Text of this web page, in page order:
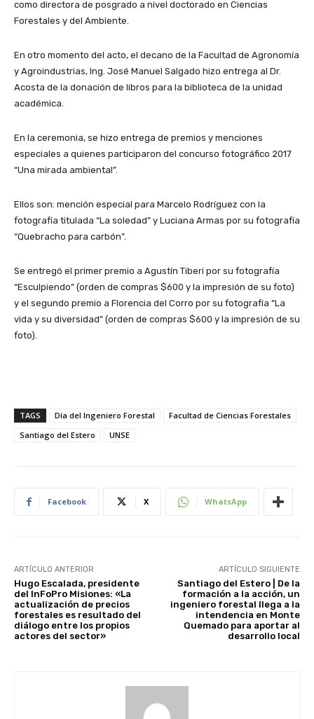
como directora de posgrado a nivel doctorado en Ciencias
Forestales y del Ambiente.
En otro momento del acto, el decano de la Facultad de Agronomía
y Agroindustrias, Ing. José Manuel Salgado hizo entrega al Dr.
Acosta de la donación de libros para la biblioteca de la unidad
académica.
En la ceremonia, se hizo entrega de premios y menciones
especiales a quienes participaron del concurso fotográfico 2017
“Una mirada ambiental”.
Ellos son: mención especial para Marcelo Rodríguez con la
fotografía titulada “La soledad” y Luciana Armas por su fotografía
“Quebracho para carbón”.
Se entregó el primer premio a Agustín Tiberi por su fotografía
“Esculpiendo” (orden de compras $600 y la impresión de su foto)
y el segundo premio a Florencia del Corro por su fotografía “La
vida y su diversidad” (orden de compras $600 y la impresión de su
foto).
TAGS Día del Ingeniero Forestal
Facultad de Ciencias Forestales
Santiago del Estero
UNSE
Facebook X WhatsApp
ARTÍCULO ANTERIOR
Hugo Escalada, presidente
del InFoPro Misiones: «La
actualización de precios
forestales es resultado del
diálogo entre los propios
actores del sector»
ARTÍCULO SIGUIENTE
Santiago del Estero | De la
formación a la acción, un
ingeniero forestal llega a la
intendencia en Monte
Quemado para aportar al
desarrollo local